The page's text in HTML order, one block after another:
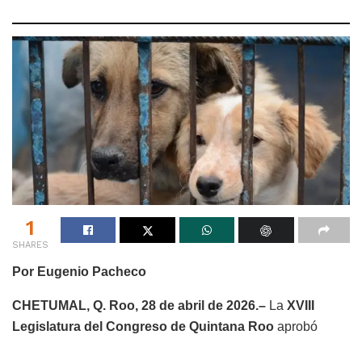
1
SHARES
Por Eugenio Pacheco
CHETUMAL, Q. Roo, 28 de abril de 2026.– La XVIII
Legislatura del Congreso de Quintana Roo aprobó